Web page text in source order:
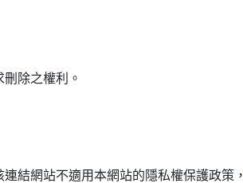
除之權利。
結網站不適用本網站的隱私權保護政策